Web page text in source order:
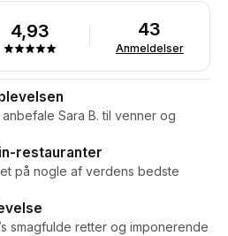
4,93 43
Anmeldelser
Sara B. til venner og
restauranter
på nogle af verdens bedste
smagfulde retter og imponerende